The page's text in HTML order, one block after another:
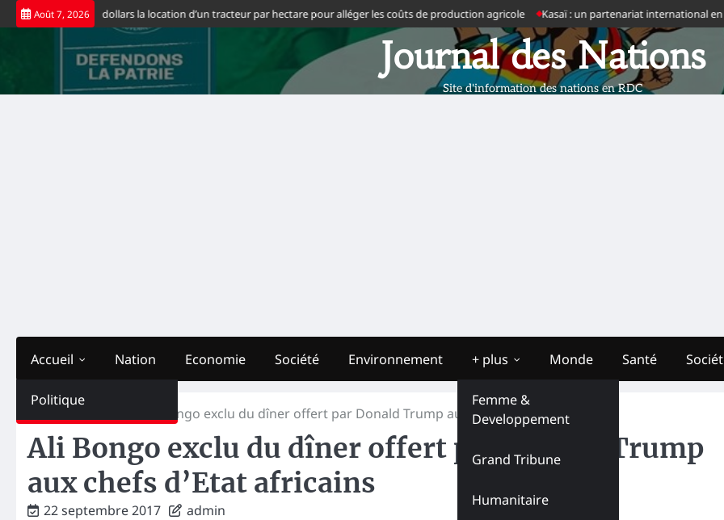
Skip
to
Août 7, 2026
fixe à 65 dollars la location d’un tracteur par hectare pour alléger les coûts de production agricole Kasaï : un partenariat international en
Journal des Nations
Site d'information des nations en RDC
Accueil
Politique
Nation Economie Société Environnement + plus
Femme &
Developpement
Grand Tribune
Humanitaire
Monde Santé
Ali Bongo exclu du dîner offert par Donald Trump aux chefs d’Etat africains
Ali Bongo exclu du dîner offert par Donald Trump
aux chefs d’Etat africains
22 septembre 2017 admin